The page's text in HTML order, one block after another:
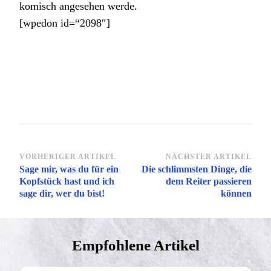
komisch angesehen werde.
[wpedon id=“2098″]
Beitragsnavigation
VORHERIGER ARTIKEL
Sage mir, was du für ein
Kopfstück hast und ich
sage dir, wer du bist!
NÄCHSTER ARTIKEL
Die schlimmsten Dinge, die
dem Reiter passieren
können
Empfohlene Artikel